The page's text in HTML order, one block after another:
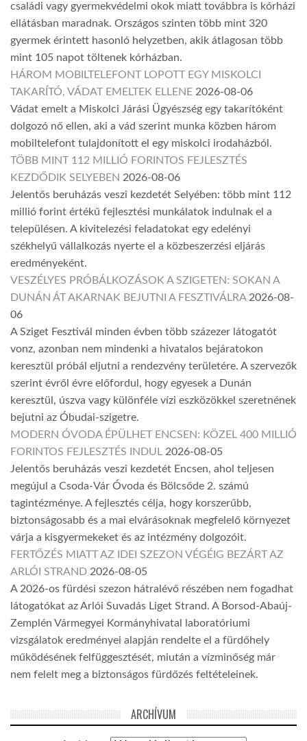
családi vagy gyermekvédelmi okok miatt továbbra is kórházi
ellátásban maradnak. Országos szinten több mint 320
gyermek érintett hasonló helyzetben, akik átlagosan több
mint 105 napot töltenek kórházban.
HÁROM MOBILTELEFONT LOPOTT EGY MISKOLCI
TAKARÍTÓ, VÁDAT EMELTEK ELLENE 2026-08-06
Vádat emelt a Miskolci Járási Ügyészség egy takarítóként
dolgozó nő ellen, aki a vád szerint munka közben három
mobiltelefont tulajdonított el egy miskolci irodaházból.
TÖBB MINT 112 MILLIÓ FORINTOS FEJLESZTÉS
KEZDŐDIK SELYEBEN 2026-08-06
Jelentős beruházás veszi kezdetét Selyében: több mint 112
millió forint értékű fejlesztési munkálatok indulnak el a
településen. A kivitelezési feladatokat egy edelényi
székhelyű vállalkozás nyerte el a közbeszerzési eljárás
eredményeként.
VESZÉLYES PRÓBÁLKOZÁSOK A SZIGETEN: SOKAN A
DUNÁN ÁT AKARNAK BEJUTNI A FESZTIVÁLRA 2026-08-
06
A Sziget Fesztivál minden évben több százezer látogatót
vonz, azonban nem mindenki a hivatalos bejáratokon
keresztül próbál eljutni a rendezvény területére. A szervezők
szerint évről évre előfordul, hogy egyesek a Dunán
keresztül, úszva vagy különféle vízi eszközökkel szeretnének
bejutni az Óbudai-szigetre.
MODERN ÓVODA ÉPÜLHET ENCSEN: KÖZEL 400 MILLIÓ
FORINTOS FEJLESZTÉS INDUL 2026-08-05
Jelentős beruházás veszi kezdetét Encsen, ahol teljesen
megújul a Csoda-Vár Óvoda és Bölcsőde 2. számú
tagintézménye. A fejlesztés célja, hogy korszerűbb,
biztonságosabb és a mai elvárásoknak megfelelő környezet
várja a kisgyermekeket és az intézmény dolgozóit.
FERTŐZÉS MIATT AZ IDEI SZEZON VÉGÉIG BEZÁRT AZ
ARLÓI STRAND 2026-08-05
A 2026-os fürdési szezon hátralévő részében nem fogadhat
látogatókat az Arlói Suvadás Liget Strand. A Borsod-Abaúj-
Zemplén Vármegyei Kormányhivatal laboratóriumi
vizsgálatok eredményei alapján rendelte el a fürdőhely
működésének felfüggesztését, miután a vízminőség már
nem felelt meg a biztonságos fürdőzés feltételeinek.
ARCHÍVUM